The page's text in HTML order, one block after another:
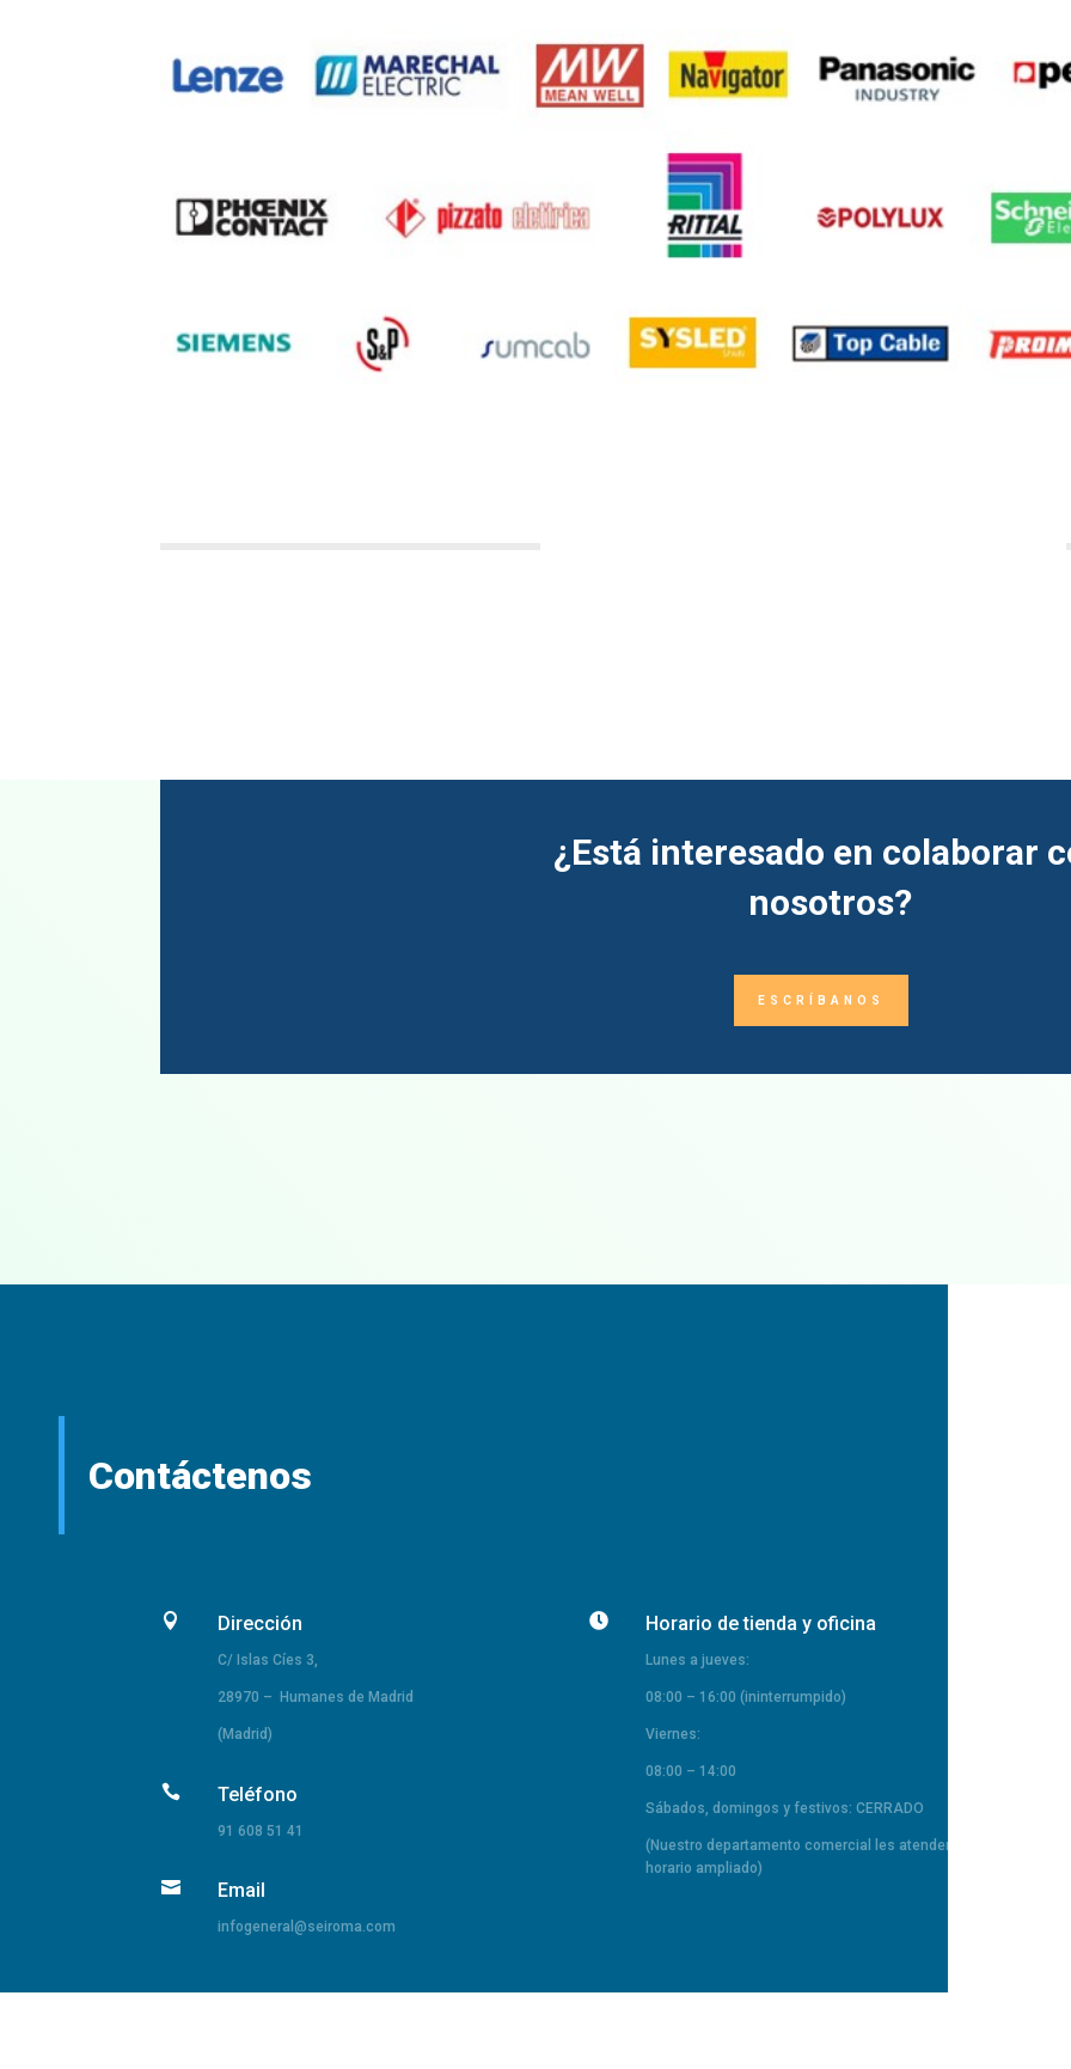
¿Está interesado en colaborar
nosotros?
ESCRÍBANOS
Contáctenos
 Dirección
C/ Islas Cíes 3,
28970 – Humanes de Madrid
(Madrid)
 Teléfono
91 608 51 41
 Email
infogeneral@seiroma.com
 Horario de tienda y oficina
Lunes a jueves:
08:00 – 16:00 (ininterrumpido)
Viernes:
08:00 – 14:00
Sábados, domingos y festivos: CERRADO
(Nuestro departamento comercial les atenderá en
horario ampliado)